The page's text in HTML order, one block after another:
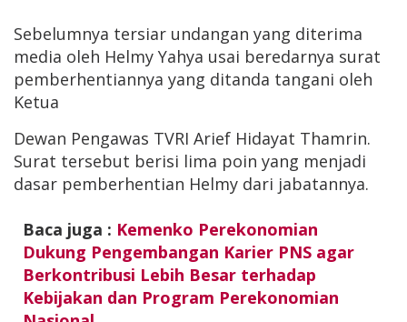
Sebelumnya tersiar undangan yang diterima
media oleh Helmy Yahya usai beredarnya surat
pemberhentiannya yang ditanda tangani oleh
Ketua
Dewan Pengawas TVRI Arief Hidayat Thamrin.
Surat tersebut berisi lima poin yang menjadi
dasar pemberhentian Helmy dari jabatannya.
Baca juga : Kemenko Perekonomian
Dukung Pengembangan Karier PNS agar
Berkontribusi Lebih Besar terhadap
Kebijakan dan Program Perekonomian